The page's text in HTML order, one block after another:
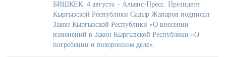
БИШКЕК. 4 августа – Альянс-Пресс. Президент
Кыргызской Республики Садыр Жапаров подписал
Закон Кыргызской Республики «О внесении
изменений в Закон Кыргызской Республики «О
погребении и похоронном деле».